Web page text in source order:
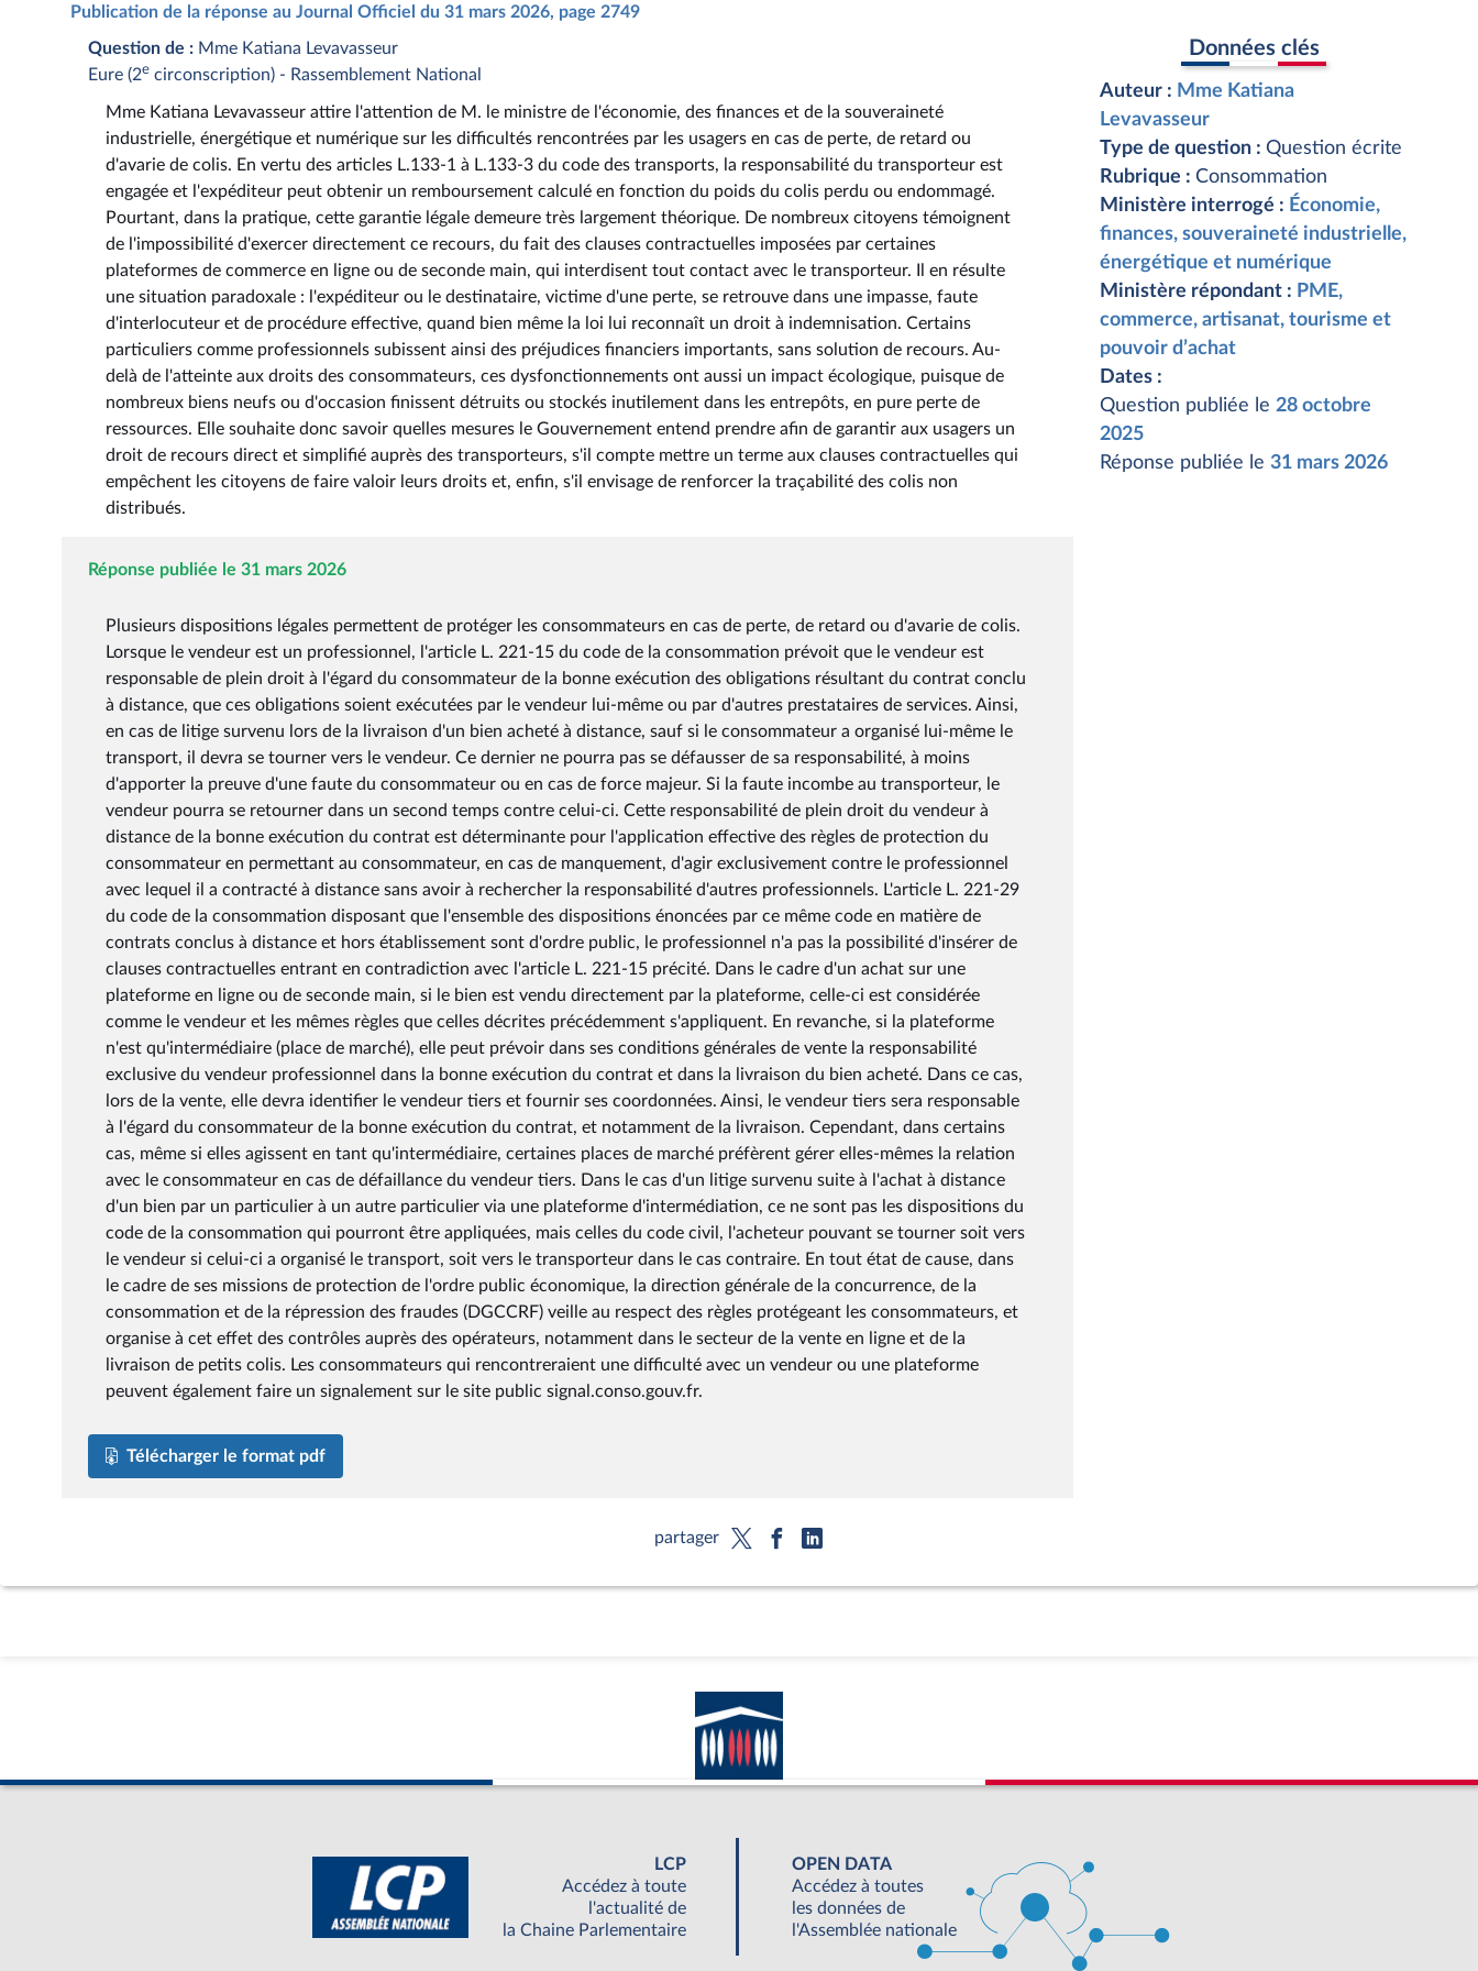
Publication de la réponse au Journal Officiel du 31 mars 2026, page 2749
Question de : Mme Katiana Levavasseur
Eure (2e circonscription) - Rassemblement National
Mme Katiana Levavasseur attire l'attention de M. le ministre de l'économie, des finances et de la souveraineté
industrielle, énergétique et numérique sur les difficultés rencontrées par les usagers en cas de perte, de retard ou
d'avarie de colis. En vertu des articles L.133-1 à L.133-3 du code des transports, la responsabilité du transporteur est
engagée et l'expéditeur peut obtenir un remboursement calculé en fonction du poids du colis perdu ou endommagé.
Pourtant, dans la pratique, cette garantie légale demeure très largement théorique. De nombreux citoyens témoignent
de l'impossibilité d'exercer directement ce recours, du fait des clauses contractuelles imposées par certaines
plateformes de commerce en ligne ou de seconde main, qui interdisent tout contact avec le transporteur. Il en résulte
une situation paradoxale : l'expéditeur ou le destinataire, victime d'une perte, se retrouve dans une impasse, faute
d'interlocuteur et de procédure effective, quand bien même la loi lui reconnaît un droit à indemnisation. Certains
particuliers comme professionnels subissent ainsi des préjudices financiers importants, sans solution de recours. Au-
delà de l'atteinte aux droits des consommateurs, ces dysfonctionnements ont aussi un impact écologique, puisque de
nombreux biens neufs ou d'occasion finissent détruits ou stockés inutilement dans les entrepôts, en pure perte de
ressources. Elle souhaite donc savoir quelles mesures le Gouvernement entend prendre afin de garantir aux usagers un
droit de recours direct et simplifié auprès des transporteurs, s'il compte mettre un terme aux clauses contractuelles qui
empêchent les citoyens de faire valoir leurs droits et, enfin, s'il envisage de renforcer la traçabilité des colis non
distribués.
Réponse publiée le 31 mars 2026
Plusieurs dispositions légales permettent de protéger les consommateurs en cas de perte, de retard ou d'avarie de colis.
Lorsque le vendeur est un professionnel, l'article L. 221-15 du code de la consommation prévoit que le vendeur est
responsable de plein droit à l'égard du consommateur de la bonne exécution des obligations résultant du contrat conclu
à distance, que ces obligations soient exécutées par le vendeur lui-même ou par d'autres prestataires de services. Ainsi,
en cas de litige survenu lors de la livraison d'un bien acheté à distance, sauf si le consommateur a organisé lui-même le
transport, il devra se tourner vers le vendeur. Ce dernier ne pourra pas se défausser de sa responsabilité, à moins
d'apporter la preuve d'une faute du consommateur ou en cas de force majeur. Si la faute incombe au transporteur, le
vendeur pourra se retourner dans un second temps contre celui-ci. Cette responsabilité de plein droit du vendeur à
distance de la bonne exécution du contrat est déterminante pour l'application effective des règles de protection du
consommateur en permettant au consommateur, en cas de manquement, d'agir exclusivement contre le professionnel
avec lequel il a contracté à distance sans avoir à rechercher la responsabilité d'autres professionnels. L'article L. 221-29
du code de la consommation disposant que l'ensemble des dispositions énoncées par ce même code en matière de
contrats conclus à distance et hors établissement sont d'ordre public, le professionnel n'a pas la possibilité d'insérer de
clauses contractuelles entrant en contradiction avec l'article L. 221-15 précité. Dans le cadre d'un achat sur une
plateforme en ligne ou de seconde main, si le bien est vendu directement par la plateforme, celle-ci est considérée
comme le vendeur et les mêmes règles que celles décrites précédemment s'appliquent. En revanche, si la plateforme
n'est qu'intermédiaire (place de marché), elle peut prévoir dans ses conditions générales de vente la responsabilité
exclusive du vendeur professionnel dans la bonne exécution du contrat et dans la livraison du bien acheté. Dans ce cas,
lors de la vente, elle devra identifier le vendeur tiers et fournir ses coordonnées. Ainsi, le vendeur tiers sera responsable
à l'égard du consommateur de la bonne exécution du contrat, et notamment de la livraison. Cependant, dans certains
cas, même si elles agissent en tant qu'intermédiaire, certaines places de marché préfèrent gérer elles-mêmes la relation
avec le consommateur en cas de défaillance du vendeur tiers. Dans le cas d'un litige survenu suite à l'achat à distance
d'un bien par un particulier à un autre particulier via une plateforme d'intermédiation, ce ne sont pas les dispositions du
code de la consommation qui pourront être appliquées, mais celles du code civil, l'acheteur pouvant se tourner soit vers
le vendeur si celui-ci a organisé le transport, soit vers le transporteur dans le cas contraire. En tout état de cause, dans
le cadre de ses missions de protection de l'ordre public économique, la direction générale de la concurrence, de la
consommation et de la répression des fraudes (DGCCRF) veille au respect des règles protégeant les consommateurs, et
organise à cet effet des contrôles auprès des opérateurs, notamment dans le secteur de la vente en ligne et de la
livraison de petits colis. Les consommateurs qui rencontreraient une difficulté avec un vendeur ou une plateforme
peuvent également faire un signalement sur le site public signal.conso.gouv.fr.
Télécharger le format pdf
Données clés
Auteur : Mme Katiana
Levavasseur
Type de question : Question écrite
Rubrique : Consommation
Ministère interrogé : Économie,
finances, souveraineté industrielle,
énergétique et numérique
Ministère répondant : PME,
commerce, artisanat, tourisme et
pouvoir d’achat
Dates :
Question publiée le 28 octobre
2025
Réponse publiée le 31 mars 2026
partager
LCP
Accédez à toute
l'actualité de
la Chaine Parlementaire
OPEN DATA
Accédez à toutes
les données de
l'Assemblée nationale